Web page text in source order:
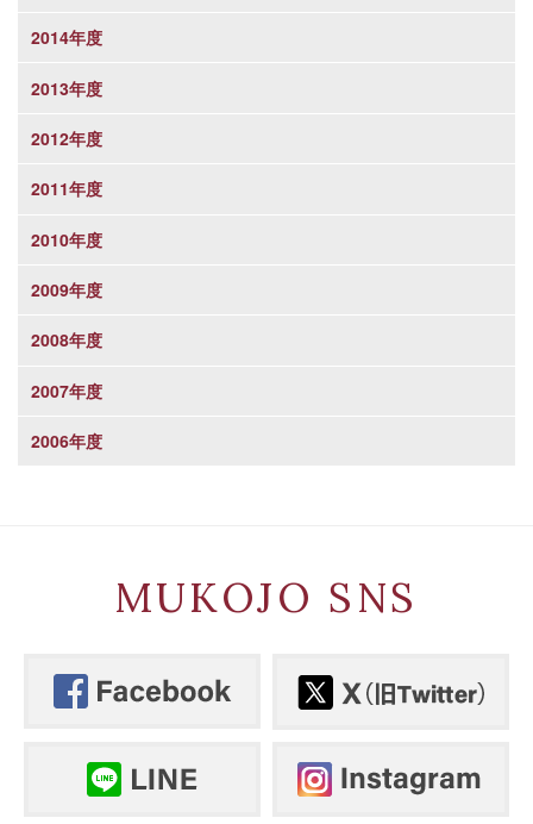
2014年度
2013年度
2012年度
2011年度
2010年度
2009年度
2008年度
2007年度
2006年度
MUKOJO SNS